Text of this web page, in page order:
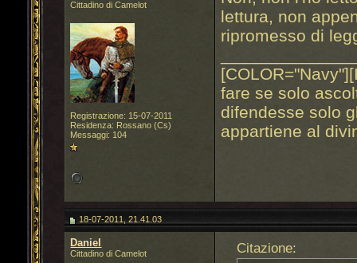
Cittadino di Camelot
Registrazione: 15-07-2011
Residenza: Rossano (Cs)
Messaggi: 104
lettura, non
ripromesso di
fare se solo
difendesse solo
appartiene al
18-07-2011, 21.41.03
Daniel
Cittadino di Camelot Citazione: